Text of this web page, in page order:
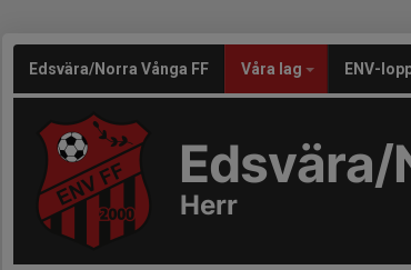
Edsvära/Norra Vånga FF Våra lag ENV-
Edsvära/
Herr